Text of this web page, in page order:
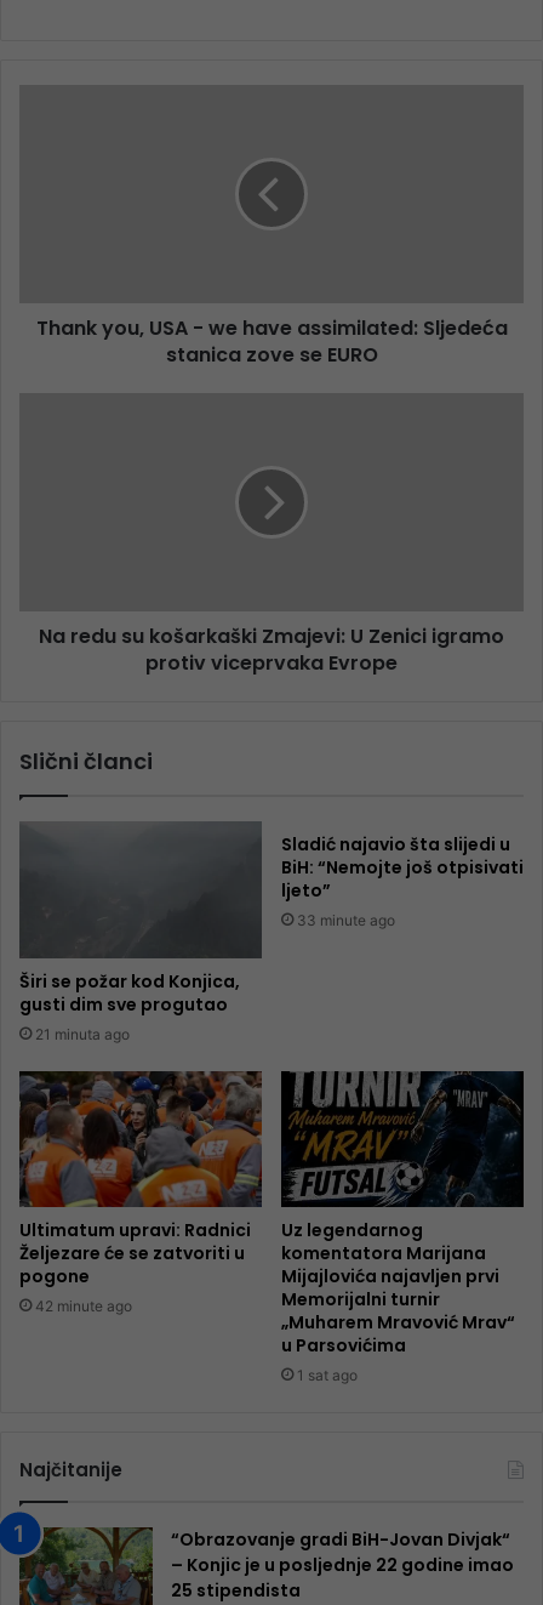
Thank you, USA - we have assimilated: Sljedeća
stanica zove se EURO
Na redu su košarkaški Zmajevi: U Zenici igramo
protiv viceprvaka Evrope
Slični članci
Širi se požar kod Konjica,
gusti dim sve progutao
21 minuta ago
Sladić najavio šta slijedi u
BiH: “Nemojte još otpisivati
ljeto”
33 minute ago
Ultimatum upravi: Radnici
Željezare će se zatvoriti u
pogone
42 minute ago
Uz legendarnog
komentatora Marijana
Mijajlovića najavljen prvi
Memorijalni turnir
„Muharem Mravović Mrav“
u Parsovićima
1 sat ago
Najčitanije
“Obrazovanje gradi BiH-Jovan Divjak“
– Konjic je u posljednje 22 godine imao
25 ​​stipendista